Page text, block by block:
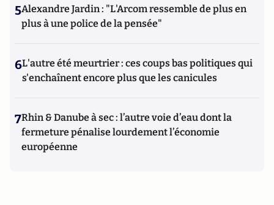
5Alexandre Jardin : "L'Arcom ressemble de plus en
plus à une police de la pensée"
6L'autre été meurtrier : ces coups bas politiques qui
s'enchaînent encore plus que les canicules
7Rhin & Danube à sec : l’autre voie d’eau dont la
fermeture pénalise lourdement l’économie
européenne